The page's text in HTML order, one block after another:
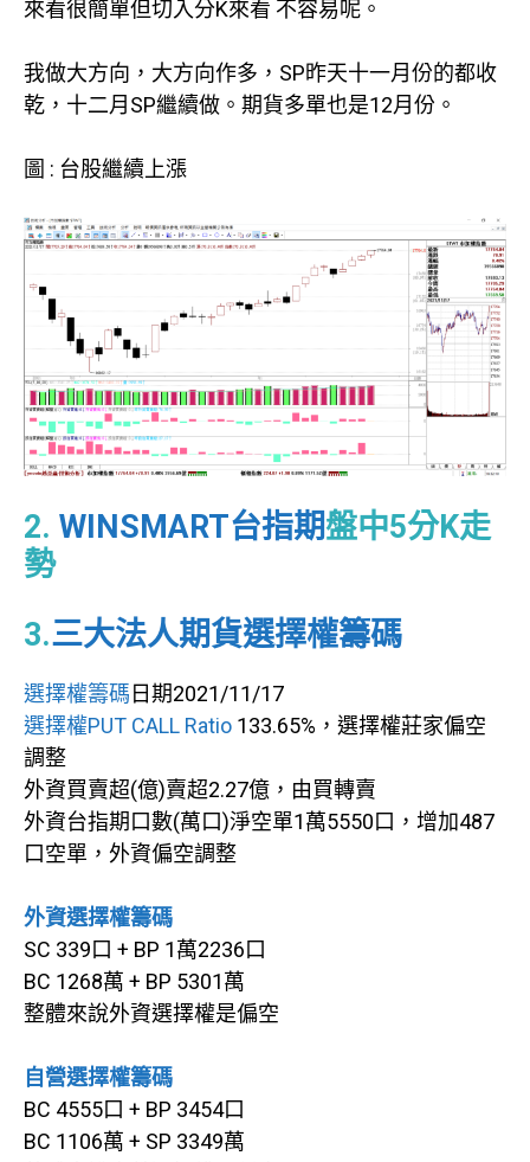
來看很簡單但切入分K來看 不容易呢。
我做大方向，大方向作多，SP昨天十一月份的都收
乾，十二月SP繼續做。期貨多單也是12月份。
圖 : 台股繼續上漲
2. WINSMART台指期盤中5分K走
勢
3.三大法人期貨選擇權籌碼
選擇權籌碼日期2021/11/17
選擇權PUT CALL Ratio 133.65%，選擇權莊家偏空
調整
外資買賣超(億)賣超2.27億，由買轉賣
外資台指期口數(萬口)淨空單1萬5550口，增加487
口空單，外資偏空調整
外資選擇權籌碼
SC 339口 + BP 1萬2236口
BC 1268萬 + BP 5301萬
整體來說外資選擇權是偏空
自營選擇權籌碼
BC 4555口 + BP 3454口
BC 1106萬 + SP 3349萬